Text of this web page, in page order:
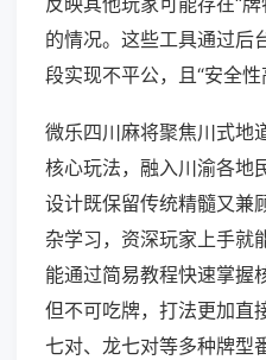
的情况。这些工具通过后
段实现不平公，且“安全性
微乐四川麻将聚焦川式地
核心玩法，融入川渝各地
设计既保留传统精髓又兼
杂学习，资深玩家上手就
能通过简易教程快速掌握
但不可吃牌，打法更加直
七对、龙七对等多种牌型